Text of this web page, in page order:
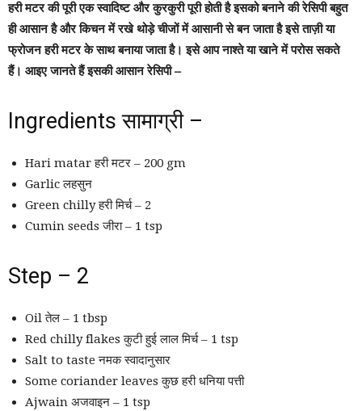
हरी मटर की पूरी एक स्वादिष्ट और कुरकुरी पूरी होती है इसको बनाने की रेसिपी बहुत
ही आसान है और किचन में रखे थोड़े चीजों में आसानी से बन जाता है इसे ताज़ी या
फ्रोजन हरी मटर के साथ बनाया जाता है। इसे आप नाश्ते या खाने में परोस सकते
हैं। आइए जानते हैं इसकी आसान रेसिपी –
Ingredients सामाग्री –
Hari matar हरी मटर – 200 gm
Garlic लहसुन
Green chilly हरी मिर्च – 2
Cumin seeds जीरा – 1 tsp
Step – 2
Oil तेल – 1 tbsp
Red chilly flakes कुटी हुई लाल मिर्च – 1 tsp
Salt to taste नमक स्वादानुसार
Some coriander leaves कुछ हरी धनिया पत्ती
Ajwain अजवाइन – 1 tsp